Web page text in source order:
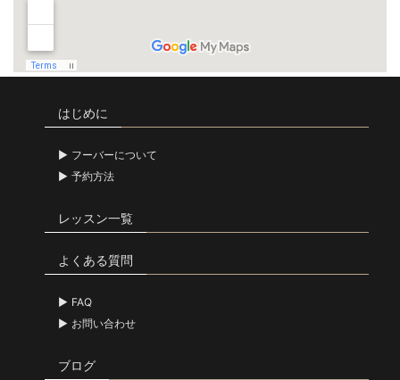
はじめに
フーバーについて
予約方法
レッスン一覧
よくある質問
FAQ
お問い合わせ
ブログ